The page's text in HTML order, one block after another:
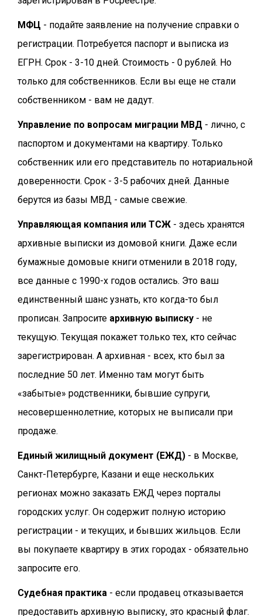
МФЦ - подайте заявление на получение справки о
регистрации. Потребуется паспорт и выписка из
ЕГРН. Срок - 3-10 дней. Стоимость - 0 рублей. Но
только для собственников. Если вы еще не стали
собственником - вам не дадут.
Управление по вопросам миграции МВД - лично, с
паспортом и документами на квартиру. Только
собственник или его представитель по нотариальной
доверенности. Срок - 3-5 рабочих дней. Данные
берутся из базы МВД - самые свежие.
Управляющая компания или ТСЖ - здесь хранятся
архивные выписки из домовой книги. Даже если
бумажные домовые книги отменили в 2018 году,
все данные с 1990-х годов остались. Это ваш
единственный шанс узнать, кто когда-то был
прописан. Запросите архивную выписку - не
текущую. Текущая покажет только тех, кто сейчас
зарегистрирован. А архивная - всех, кто был за
последние 50 лет. Именно там могут быть
«забытые» родственники, бывшие супруги,
несовершеннолетние, которых не выписали при
продаже.
Единый жилищный документ (ЕЖД) - в Москве,
Санкт-Петербурге, Казани и еще нескольких
регионах можно заказать ЕЖД через порталы
городских услуг. Он содержит полную историю
регистрации - и текущих, и бывших жильцов. Если
вы покупаете квартиру в этих городах - обязательно
запросите его.
Судебная практика - если продавец отказывается
предоставить архивную выписку, это красный флаг.